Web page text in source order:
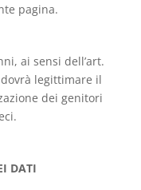
pagina.
ai sensi dell’art.
legittimare il
dei genitori
DATI